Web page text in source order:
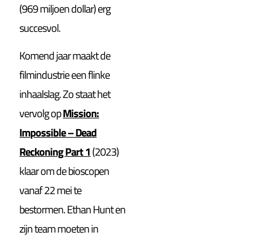
(969 miljoen dollar) erg
succesvol.
Komend jaar maakt de
filmindustrie een flinke
inhaalslag. Zo staat het
vervolg opMission:
Impossible – Dead
Reckoning Part 1(2023)
klaar om de bioscopen
vanaf 22 mei te
bestormen. Ethan Hunt en
zijn team moeten in